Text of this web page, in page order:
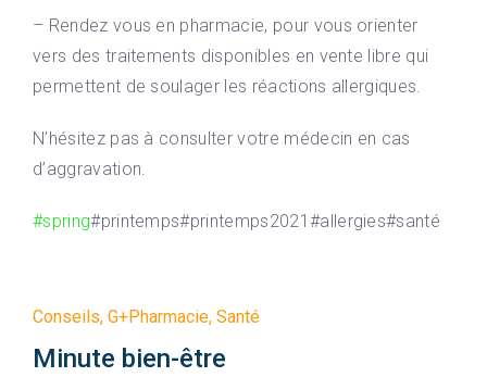
– Rendez vous en pharmacie, pour vous orienter
vers des traitements disponibles en vente libre qui
permettent de soulager les réactions allergiques.
N’hésitez pas à consulter votre médecin en cas
d’aggravation.
#spring#printemps#printemps2021#allergies#santé
Conseils, G+Pharmacie, Santé
Minute bien-être